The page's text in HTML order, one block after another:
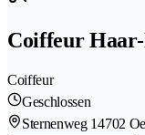
Coiffeur
Coiffeur
Geschlossen
Sternenweg 14702